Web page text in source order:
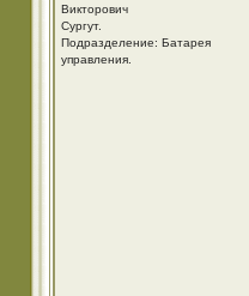
Викторович
Cургут.
Подразделение: Батарея
управления.